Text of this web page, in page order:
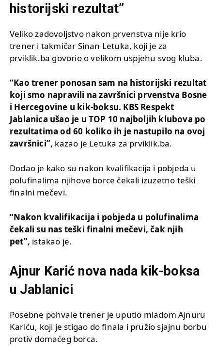
historijski rezultat”
Veliko zadovoljstvo nakon prvenstva nije krio
trener i takmičar Sinan Letuka, koji je za
prviklik.ba govorio o velikom uspjehu svog kluba.
“Kao trener ponosan sam na historijski rezultat
koji smo napravili na završnici prvenstva Bosne
i Hercegovine u kik-boksu. KBS Respekt
Jablanica ušao je u TOP 10 najboljih klubova po
rezultatima od 60 koliko ih je nastupilo na ovoj
završnici”, kazao je Letuka za prviklik.ba.
Dodao je kako su nakon kvalifikacija i pobjeda u
polufinalima njihove borce čekali izuzetno teški
finalni mečevi.
“Nakon kvalifikacija i pobjeda u polufinalima
čekali su nas teški finalni mečevi, čak njih
pet”, istakao je.
Ajnur Karić nova nada kik-boksa
u Jablanici
Posebne pohvale trener je uputio mladom Ajnuru
Kariću, koji je stigao do finala i pružio sjajnu borbu
protiv domaćeg borca.